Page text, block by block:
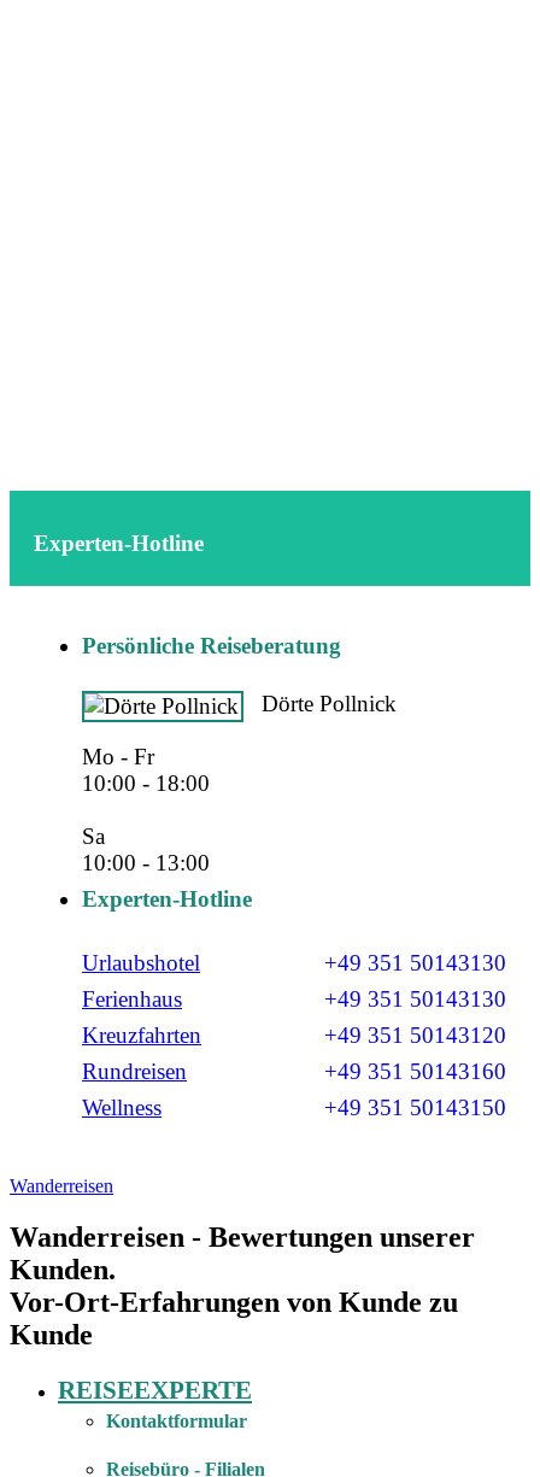
Experten-Hotline
Persönliche Reiseberatung
Dörte Pollnick
Mo - Fr
10:00 - 18:00
Sa
10:00 - 13:00
Experten-Hotline
Urlaubshotel
+49 351 50143130
Ferienhaus
+49 351 50143130
Kreuzfahrten
+49 351 50143120
Rundreisen
+49 351 50143160
Wellness
+49 351 50143150
Traumhafte Wanderreisen auf
Madeira
Island erleben auf Wanderreisen
Wanderreisen
Wanderreisen - Bewertungen unserer
Kunden.
Vor-Ort-Erfahrungen von Kunde zu
Kunde
REISEEXPERTE
Kontaktformular
Reisebüro - Filialen